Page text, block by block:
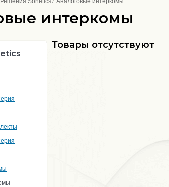
интеркомы
Товары отсутствуют